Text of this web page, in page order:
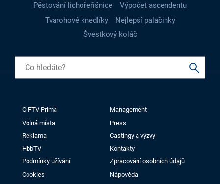
Pěstování lichořeřišnice
Výpočet ascendentu
Tvarohové knedlíky
Nejlepší palačinky
Švestkový koláč
O FTV Prima
Management
Volná místa
Press
Reklama
Castingy a výzvy
HbbTV
Kontakty
Podmínky užívání
Zpracování osobních údajů
Cookies
Nápověda